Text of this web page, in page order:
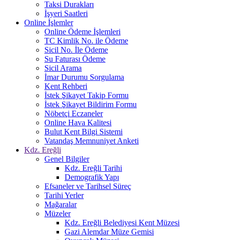
Taksi Durakları
İşyeri Saatleri
Online İşlemler
Online Ödeme İşlemleri
TC Kimlik No. ile Ödeme
Sicil No. İle Ödeme
Su Faturası Ödeme
Sicil Arama
İmar Durumu Sorgulama
Kent Rehberi
İstek Şikayet Takip Formu
İstek Şikayet Bildirim Formu
Nöbetçi Eczaneler
Online Hava Kalitesi
Bulut Kent Bilgi Sistemi
Vatandaş Memnuniyet Anketi
Kdz. Ereğli
Genel Bilgiler
Kdz. Ereğli Tarihi
Demografik Yapı
Efsaneler ve Tarihsel Süreç
Tarihi Yerler
Mağaralar
Müzeler
Kdz. Ereğli Belediyesi Kent Müzesi
Gazi Alemdar Müze Gemisi